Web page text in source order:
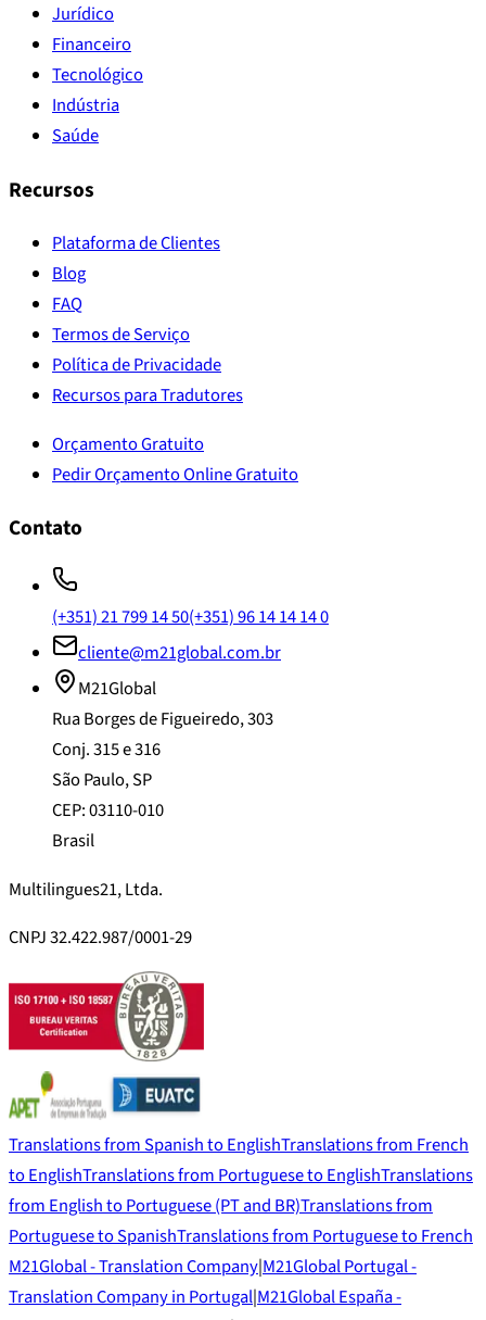
Jurídico
Financeiro
Tecnológico
Indústria
Saúde
Recursos
Plataforma de Clientes
Blog
FAQ
Termos de Serviço
Política de Privacidade
Recursos para Tradutores
Orçamento Gratuito
Pedir Orçamento Online Gratuito
Contato
(+351) 21 799 14 50(+351) 96 14 14 14 0
cliente@m21global.com.br
M21Global
Rua Borges de Figueiredo, 303
Conj. 315 e 316
São Paulo, SP
CEP: 03110-010
Brasil
Multilingues21, Ltda.
CNPJ 32.422.987/0001-29
Translations from Spanish to EnglishTranslations from French
to EnglishTranslations from Portuguese to EnglishTranslations
from English to Portuguese (PT and BR)Translations from
Portuguese to SpanishTranslations from Portuguese to French
M21Global - Translation Company|M21Global Portugal -
Translation Company in Portugal|M21Global España -